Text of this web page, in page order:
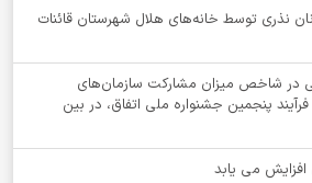
قرص نان نذری توسط خانه‌های هلال شهرستان قائنات
جنوبی در شاخص میزان مشارکت سازمان‌های
پنجمین جشنواره ملی اتفاق، در بین
افزایش می یابد